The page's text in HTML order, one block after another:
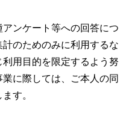
ンケート等への回答につ
のためのみに利用するな
用目的を限定するよう努
に際しては、ご本人の同
す。